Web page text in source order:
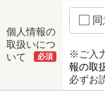
個人情報の
取扱いにつ
いて
必須 ※ご入
報の取
必ずお